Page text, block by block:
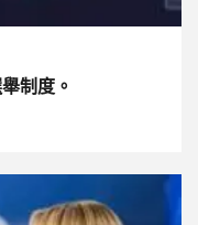
制度。